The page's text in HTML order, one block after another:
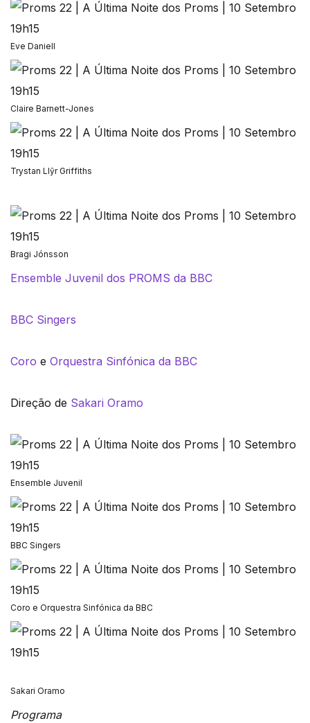
Eve Daniell
Claire Barnett-Jones
Trystan Llŷr Griffiths
Bragi Jónsson
Ensemble Juvenil dos PROMS da BBC
BBC Singers
Coro e Orquestra Sinfónica da BBC
Direção de Sakari Oramo
Ensemble Juvenil
BBC Singers
Coro e Orquestra Sinfónica da BBC
Sakari Oramo
Programa